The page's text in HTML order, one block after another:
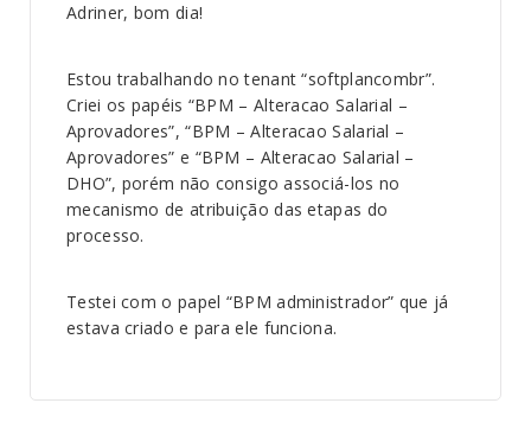
Adriner, bom dia!
Estou trabalhando no tenant “softplancombr”.
Criei os papéis “BPM – Alteracao Salarial –
Aprovadores”, “BPM – Alteracao Salarial –
Aprovadores” e “BPM – Alteracao Salarial –
DHO”, porém não consigo associá-los no
mecanismo de atribuição das etapas do
processo.
Testei com o papel “BPM administrador” que já
estava criado e para ele funciona.